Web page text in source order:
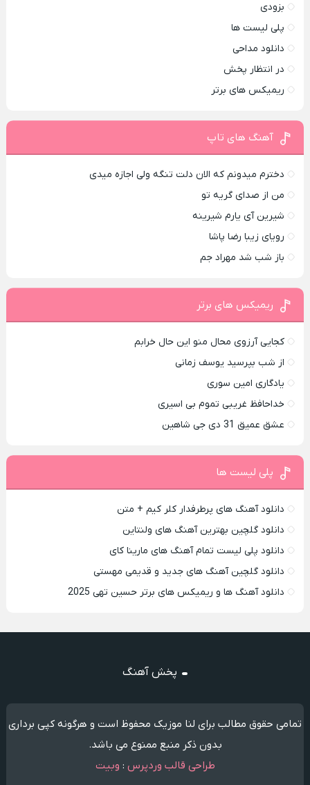
بزودی
پلی لیست ها
دانلود مداحی
در انتظار پخش
ریمیکس های برتر
آهنگ های تاپ
دخترم میدونم که الان دلت تنگه ولی اجازه میدی
من از صدای گريه تو
شیرین آی یارم شیرینه
رویای زیبا رضا پاشا
باز شب شد مهراد جم
ریمیکس های برتر
کجایی آرزوی محال منو این حال خرابم
از شب بپرسید یوسف زمانی
یادگاری امین سوری
خداحافظ غریبی تموم بی اسیری
عشق عمیق 31 دی جی شاهین
پلی لیست ها
دانلود آهنگ های پرطرفدار کلر کیم + متن
دانلود گلچین بهترین آهنگ های ولنتاین
دانلود پلی لیست تمام آهنگ های مارینا کای
دانلود گلچین آهنگ های جدید و قدیمی مهستی
دانلود آهنگ ها و ریمیکس های برتر حسین تهی 2025
پخش آهنگ
تمامی حقوق مطالب برای لنا موزیک محفوظ است و هرگونه کپی برداری
بدون ذکر منبع ممنوع می باشد.
طراحی قالب وردپرس : وبیت